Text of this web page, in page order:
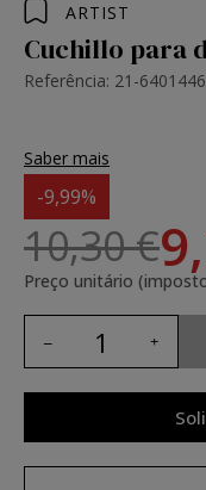
ARTIST
Cuchillo para
Referência: 21-6401446
Saber mais
-9,99%
10,30 €
Preço unitário